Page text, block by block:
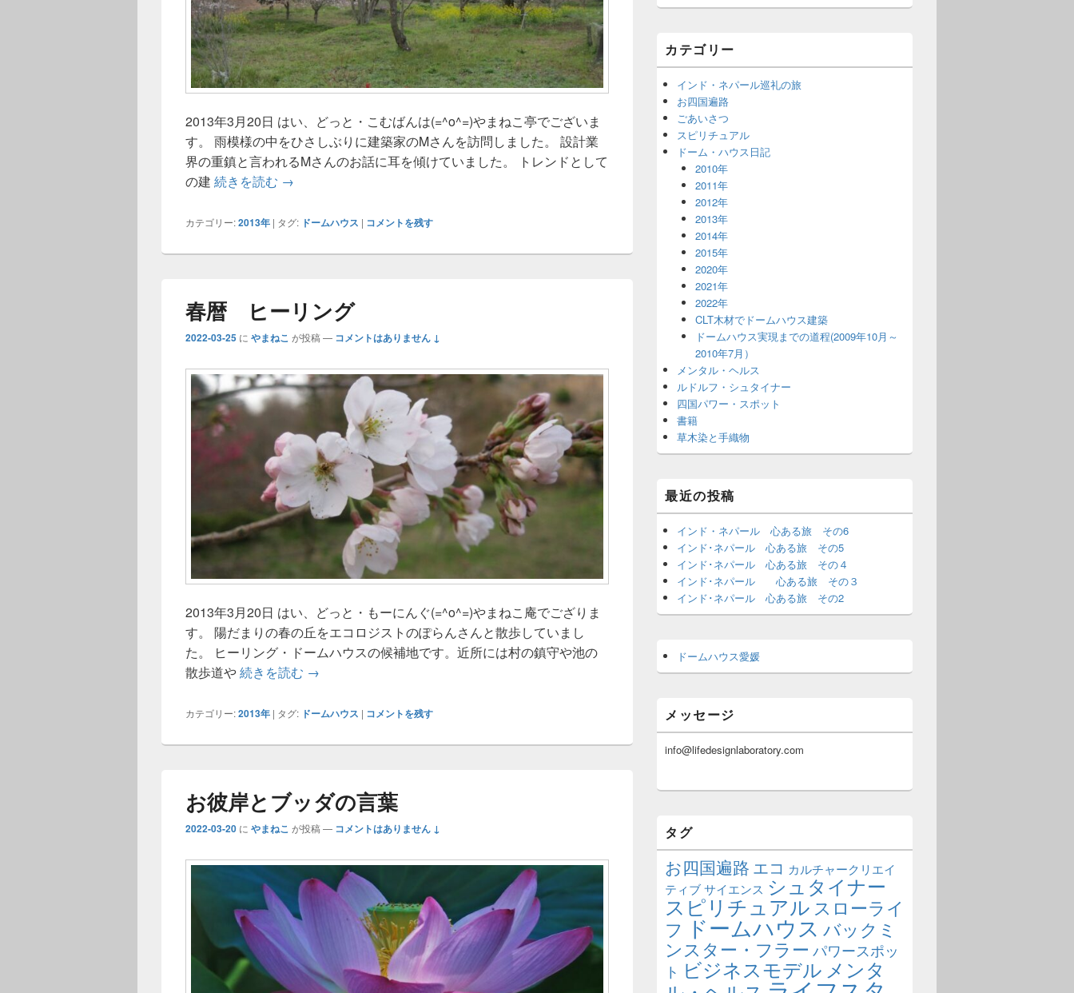
2013年3月20日 はい、どっと・こむばんは(=^o^=)やまねこ亭でございま
す。 雨模様の中をひさしぶりに建築家のMさんを訪問しました。 設計業
界の重鎮と言われるMさんのお話に耳を傾けていました。 トレンドとして
の建 続きを読む 春の道を歩く
→
カテゴリー:2013年 | タグ: ドームハウス | コメントを残す
春暦 ヒーリング
2022-03-25 に やまねこ が投稿 — コメントはありません ↓
2013年3月20日 はい、どっと・もーにんぐ(=^o^=)やまねこ庵でござりま
す。 陽だまりの春の丘をエコロジストのぽらんさんと散歩していまし
た。 ヒーリング・ドームハウスの候補地です。近所には村の鎮守や池の
散歩道や続きを読む 春暦 ヒーリング
→
カテゴリー:2013年 | タグ: ドームハウス | コメントを残す
お彼岸とブッダの言葉
2022-03-20 に やまねこ が投稿 — コメントはありません ↓
カテゴリー
インド・ネパール巡礼の旅
お四国遍路
ごあいさつ
スピリチュアル
ドーム・ハウス日記
2010年
2011年
2012年
2013年
2014年
2015年
2020年
2021年
2022年
CLT木材でドームハウス建築
ドームハウス実現までの道程(2009年10月～
2010年7月）
メンタル・ヘルス
ルドルフ・シュタイナー
四国パワー・スポット
書籍
草木染と手織物
最近の投稿
インド・ネパール 心ある旅 その6
インド･ネパール 心ある旅 その5
インド･ネパール 心ある旅 その４
インド･ネパール 心ある旅 その３
インド･ネパール 心ある旅 その2
ドームハウス愛媛
メッセージ
info@lifedesignlaboratory.com
タグ
お四国遍路 エコ カルチャークリエイ
ティブサイエンス シュタイナー
スピリチュアルスローライ
フ ドームハウス バックミ
ンスター・フラー パワースポッ
ト ビジネスモデル メンタ